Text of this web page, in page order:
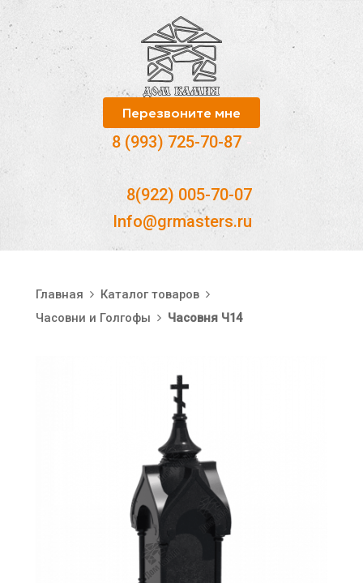
8 (993) 725-70-87 -
8(922) 005-70-07
Info@grmasters.ru
Перезвоните мне
Главная
Каталог товаров
Часовни и Голгофы
Часовня Ч14